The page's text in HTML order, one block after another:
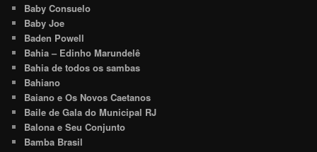
Baby Consuelo
Baby Joe
Baden Powell
Bahia – Edinho Marundelê
Bahia de todos os sambas
Bahiano
Baiano e Os Novos Caetanos
Baile de Gala do Municipal RJ
Balona e Seu Conjunto
Bamba Brasil